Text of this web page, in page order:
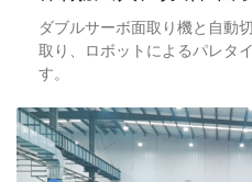
ダブルサーボ面取り機と自動
取り、ロボットによるパレタ
す。